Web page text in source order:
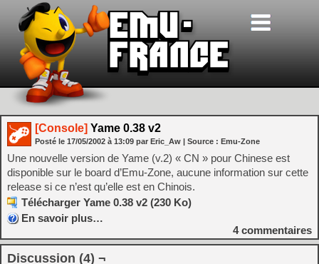
[Console] Yame 0.38 v2
Posté le 17/05/2002 à 13:09 par Eric_Aw | Source : Emu-Zone
Une nouvelle version de Yame (v.2) « CN » pour Chinese est
disponible sur le board d’Emu-Zone, aucune information sur cette
release si ce n’est qu’elle est en Chinois.
Télécharger Yame 0.38 v2 (230 Ko)
En savoir plus…
4commentaires
Discussion (4) ¬